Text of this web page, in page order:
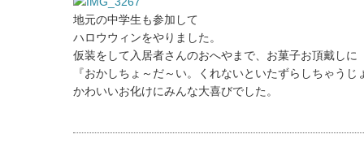
地元の中学生も参加して
ハロウウィンをやりました。
仮装をして入居者さんのおへやまで、お菓子お頂戴しに
『おかしちょ～だ～い。くれないといたずらしちゃうじ
かわいいお化けにみんな大喜びでした。